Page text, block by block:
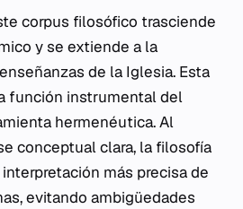
corpus filosófico trasciende
y se extiende a la
de la Iglesia. Esta
función instrumental del
hermenéutica. Al
conceptual clara, la filosofía
más precisa de
evitando ambigüedades